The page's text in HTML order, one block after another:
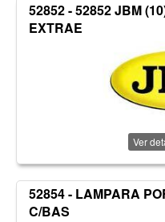
52852 - 52852 JBM
EXTRAE
Ver
52854 - LAMPARA
C/BAS